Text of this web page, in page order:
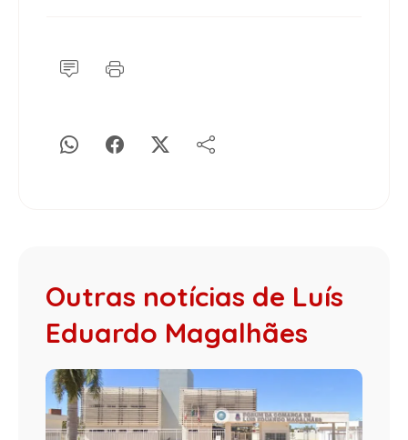
Outras notícias de Luís
Eduardo Magalhães